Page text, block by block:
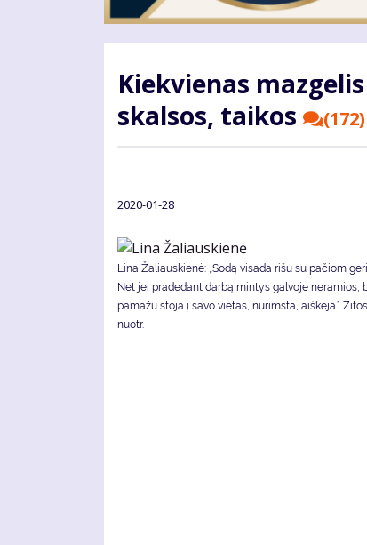
Kiek­vie­nas
skal­sos, tai­kos
(172)
2020-01-28
Li­na Ža­liaus­kie­nė: „So­dą vi­sa­da ri­šu su pa­čiom
Net jei pra­de­dant dar­bą min­tys gal­vo­je ne­ra­mios,
pa­ma­žu sto­ja į sa­vo vie­tas, nu­rims­ta, aiš­kė­ja.“
nuotr.